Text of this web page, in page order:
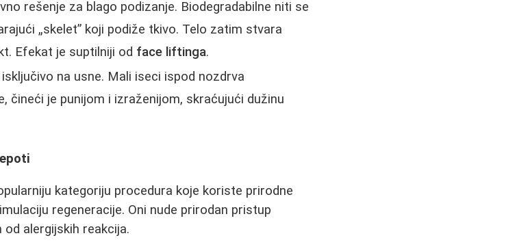
rešenje za blago podizanje. Biodegradabilne niti se
„skelet” koji podiže tkivo. Telo zatim stvara
Efekat je suptilniji od face liftinga.
na usne. Mali iseci ispod nozdrva
čineći je punijom i izraženijom, skraćujući dužinu
kategoriju procedura koje koriste prirodne
regeneracije. Oni nude prirodan pristup
alergijskih reakcija.